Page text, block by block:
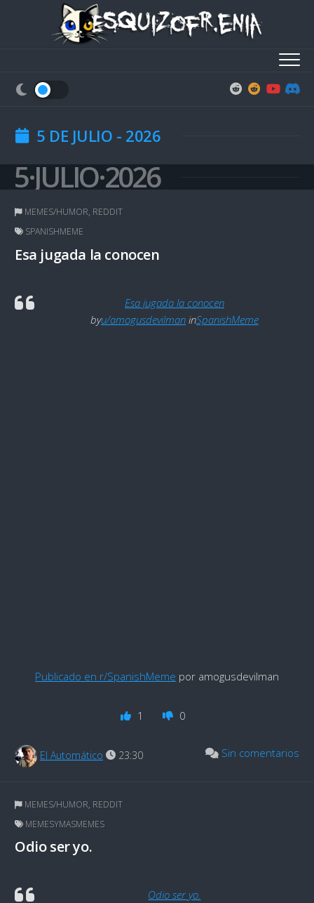
5 DE JULIO - 2026
5·JULIO·2026
MEMES/HUMOR, REDDIT
SPANISHMEME
Esa jugada la conocen
Esa jugada la conocen
byu/amogusdevilmaninSpanishMeme
Publicado en r/SpanishMeme por amogusdevilman
1 0
El Automático 23:30 Sin comentarios
MEMES/HUMOR, REDDIT
MEMESYMASMEMES
Odio ser yo.
Odio ser yo.